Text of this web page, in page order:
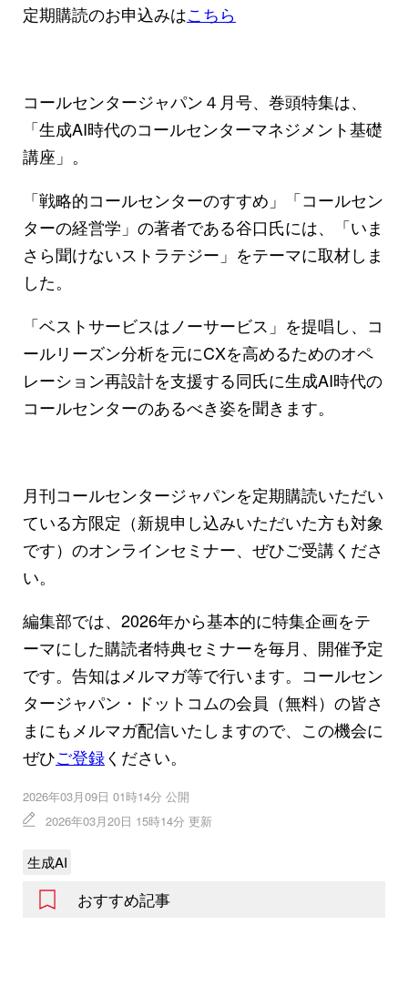
定期購読のお申込みはこちら
コールセンタージャパン４月号、巻頭特集は、
「生成AI時代のコールセンターマネジメント基礎
講座」。
「戦略的コールセンターのすすめ」「コールセン
ターの経営学」の著者である谷口氏には、「いま
さら聞けないストラテジー」をテーマに取材しま
した。
「ベストサービスはノーサービス」を提唱し、コ
ールリーズン分析を元にCXを高めるためのオペ
レーション再設計を支援する同氏に生成AI時代の
コールセンターのあるべき姿を聞きます。
月刊コールセンタージャパンを定期購読いただい
ている方限定（新規申し込みいただいた方も対象
です）のオンラインセミナー、ぜひご受講くださ
い。
編集部では、2026年から基本的に特集企画をテ
ーマにした購読者特典セミナーを毎月、開催予定
です。告知はメルマガ等で行います。コールセン
タージャパン・ドットコムの会員（無料）の皆さ
まにもメルマガ配信いたしますので、この機会に
ぜひご登録ください。
2026年03月09日 01時14分 公開
2026年03月20日 15時14分 更新
生成AI
おすすめ記事